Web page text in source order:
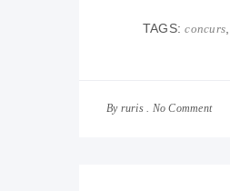
TAGS:concurs
By ruris No Comment